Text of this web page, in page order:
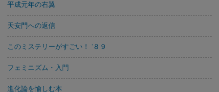
平成元年の右翼
天安門への返信
このミステリーがすごい！ ’８９
フェミニズム・入門
進化論を愉しむ本